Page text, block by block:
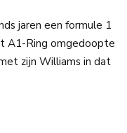
jaren een formule 1
A1-Ring omgedoopte
zijn Williams in dat